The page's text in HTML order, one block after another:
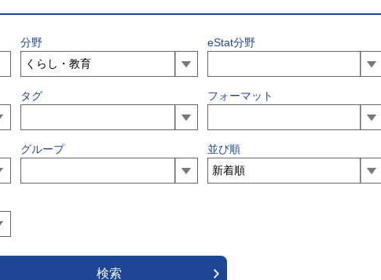
分野 eStat分野
タグ フォーマット
グループ 並び順